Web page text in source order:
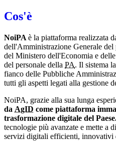
Cos'è
NoiPA è la piattaforma realizzata
dell'Amministrazione Generale
del Ministero dell'Economia e
del personale della PA. Il sistema
fianco delle Pubbliche
tutti gli aspetti legati alla gestione
NoiPA, grazie alla sua lunga
da AgID come piattaforma
trasformazione digitale del
tecnologie più avanzate e mette a
servizi digitali efficienti, innovativi